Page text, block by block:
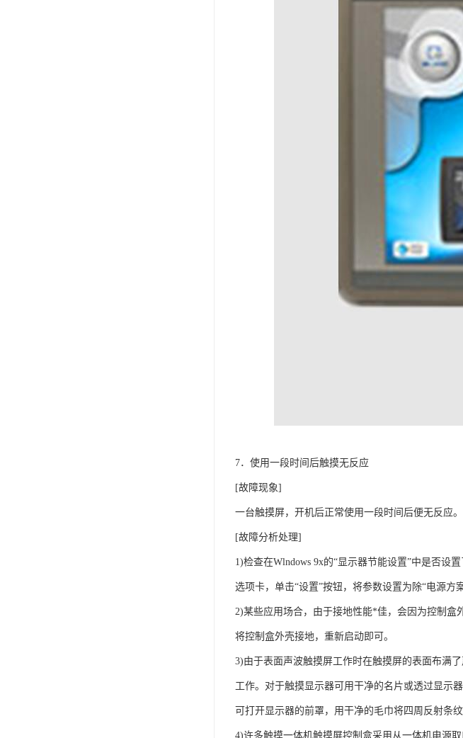
7．使用一段时间后触摸无反应
[故障现象]
一台触摸屏，开机后正常使用一段时间后便无反应。
[故障分析处理]
1)检查在Wlndows 9x的“显示器节能设置”中是否设
选项卡，单击“设置”按钮，将参数设置为除“电源方
2)某些应用场合，由于接地性能*佳，会因为控制
将控制盒外壳接地，重新启动即可。
3)由于表面声波触摸屏工作时在触摸屏的表面布满
工作。对于触摸显示器可用干净的名片或透过显示
可打开显示器的前罩，用干净的毛巾将四周反射条
4)许多触摸一体机触摸屏控制盒采用从一体机电源